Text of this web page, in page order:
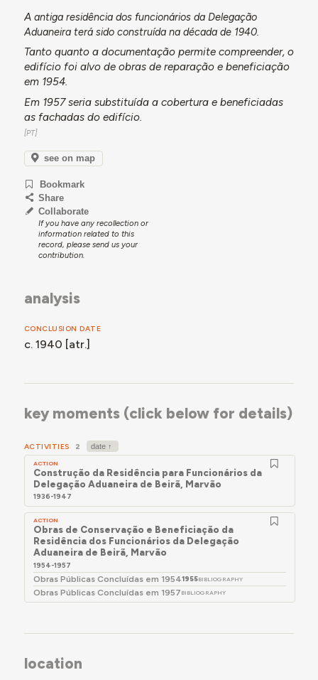
A antiga residência dos funcionários da Delegação
Aduaneira terá sido construída na década de 1940.
Tanto quanto a documentação permite compreender, o
edifício foi alvo de obras de reparação e beneficiação
em 1954.
Em 1957 seria substituída a cobertura e beneficiadas
as fachadas do edifício.
see on map
Bookmark
Share
Collaborate
If you have any recollection or
information related to this
record, please send us your
contribution.
analysis
CONCLUSION DATE
c. 1940 [atr.]
key moments (click below for details)
ACTIVITIES 2
ACTION
Construção da Residência para Funcionários da
Delegação Aduaneira de Beirã, Marvão
1936-1947
ACTION
Obras de Conservação e Beneficiação da
Residência dos Funcionários da Delegação
Aduaneira de Beirã, Marvão
1954-1957
Obras Públicas Concluídas em 19541955BIBLIOGRAPHY
Obras Públicas Concluídas em 1957 BIBLIOGRAPHY
location